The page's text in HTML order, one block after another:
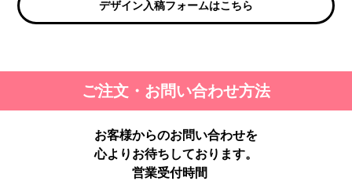
デザイン入稿フォームはこちら
ご注文・お問い合わせ方法
お客様からのお問い合わせを
心よりお待ちしております。
営業受付時間